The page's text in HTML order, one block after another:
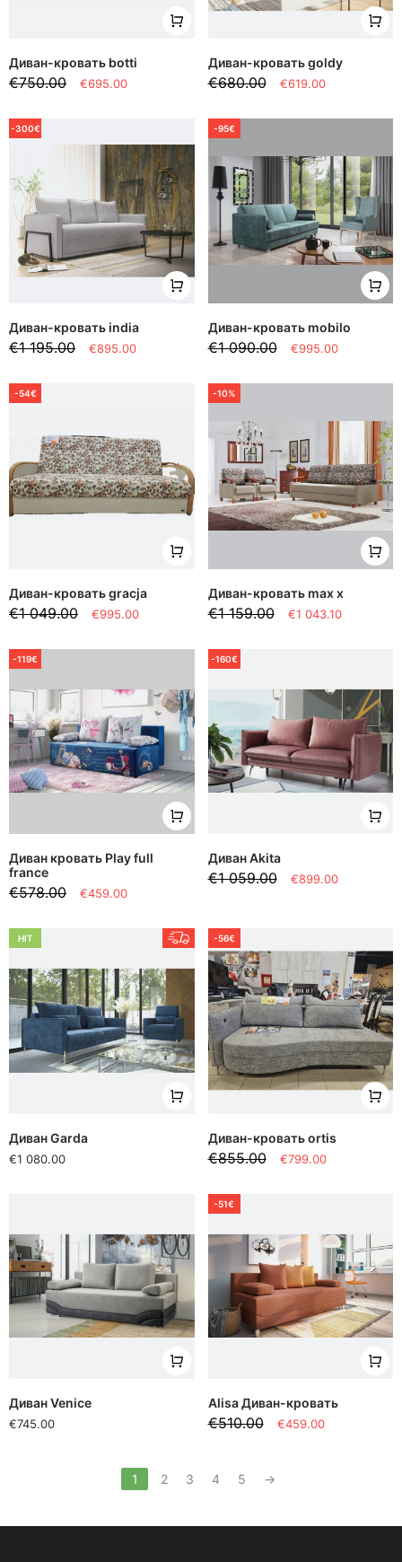
Диван-кровать botti
€750.00 €695.00
Диван-кровать goldy
€680.00 €619.00
-300€
Диван-кровать india
€1 195.00 €895.00
-95€
Диван-кровать mobilo
€1 090.00 €995.00
-54€
Диван-кровать gracja
€1 049.00 €995.00
-10%
Диван-кровать max x
€1 159.00 €1 043.10
-119€
Диван кровать Play full
france
€578.00 €459.00
-160€
Диван Akita
€1 059.00 €899.00
HIT
Диван Garda
€1 080.00
-56€
Диван-кровать ortis
€855.00 €799.00
Диван Venice
€745.00
-51€
Alisa Диван-кровать
€510.00 €459.00
1 2 3 4 5 →